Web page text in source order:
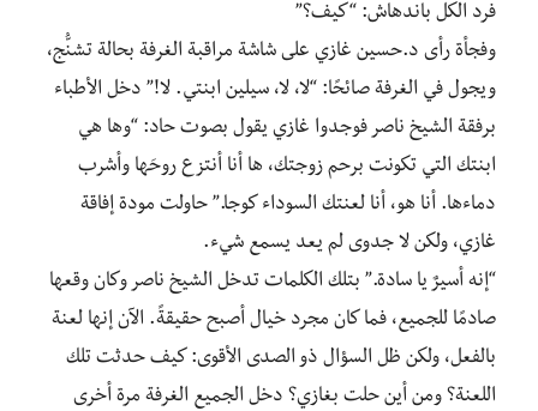
فرد الكل باندهاش: “كيف؟”
وفجأة رأى د.حسين غازي على شاشة مراقبة الغرفة بحالة تشنُّج،
ويجول في الغرفة صائحًا: “لا، لا، سيلين ابنتي. لا!” دخل الأطباء
برفقة الشيخ ناصر فوجدوا غازي يقول بصوت حاد: “وها هي
ابنتك التي تكونت برحم زوجتك، ها أنا أنتزع روحَها وأشرب
دماءها. أنا هو، أنا لعنتك السوداء كوجا.” حاولت مودة إفاقة
غازي، ولكن لا جدوى لم يعد يسمع شيء.
“إنه أسيرٌ يا سادة.” بتلك الكلمات تدخل الشيخ ناصر وكان وقعها
صادمًا للجميع، فما كان مجرد خيال أصبح حقيقةً. الآن إنها لعنة
بالفعل، ولكن ظل السؤال ذو الصدى الأقوى: كيف حدثت تلك
اللعنة؟ ومن أين حلت بغازي؟ دخل الجميع الغرفة مرة أخرى